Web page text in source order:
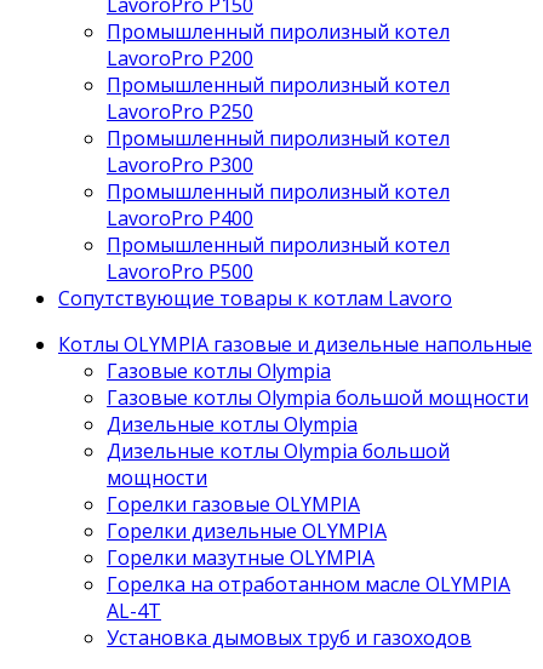
Промышленный пиролизный котел
LavoroPro P200
Промышленный пиролизный котел
LavoroPro P250
Промышленный пиролизный котел
LavoroPro P300
Промышленный пиролизный котел
LavoroPro P400
Промышленный пиролизный котел
LavoroPro P500
Сопутствующие товары к котлам Lavoro
Котлы OLYMPIA газовые и дизельные напольные
Газовые котлы Olympia
Газовые котлы Olympia большой мощности
Дизельные котлы Olympia
Дизельные котлы Olympia большой
мощности
Горелки газовые OLYMPIA
Горелки дизельные OLYMPIA
Горелки мазутные OLYMPIA
Горелка на отработанном масле OLYMPIA
AL-4T
Установка дымовых труб и газоходов